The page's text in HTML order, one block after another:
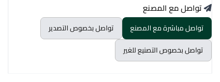
تواصل مع المصنع
تواصل مباشرة مع المصنع
تواصل بخصوص التصدير
تواصل بخصوص التصنيع للغير